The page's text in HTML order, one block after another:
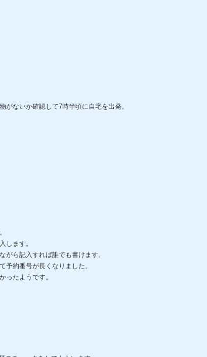
ないか確認して7時半頃に自宅を出発。
します。
がら記入すれば誰でも書けます。
予約番号が長くなりました。
ったようです。